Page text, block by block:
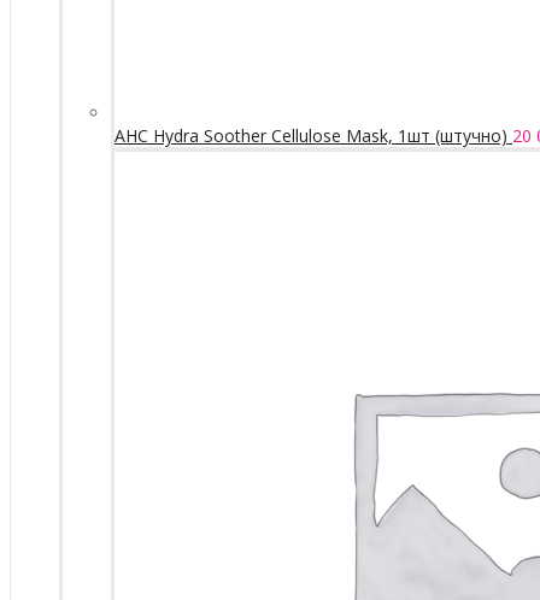
AHC Hydra Soother Cellulose Mask, 1шт (штучно) 20